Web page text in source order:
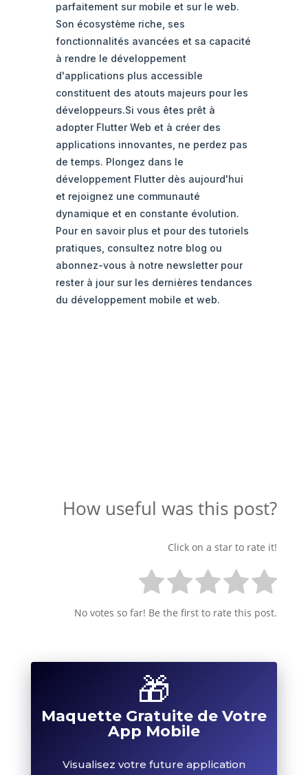
parfaitement sur mobile et sur le web.
Son écosystème riche, ses
fonctionnalités avancées et sa capacité
à rendre le développement
d'applications plus accessible
constituent des atouts majeurs pour les
développeurs.Si vous êtes prêt à
adopter Flutter Web et à créer des
applications innovantes, ne perdez pas
de temps. Plongez dans le
développement Flutter dès aujourd'hui
et rejoignez une communauté
dynamique et en constante évolution.
Pour en savoir plus et pour des tutoriels
pratiques, consultez notre blog ou
abonnez-vous à notre newsletter pour
rester à jour sur les dernières tendances
du développement mobile et web.
How useful was this post?
Click on a star to rate it!
No votes so far! Be the first to rate this post.
🎁
Maquette Gratuite de Votre
App Mobile
Visualisez votre future application